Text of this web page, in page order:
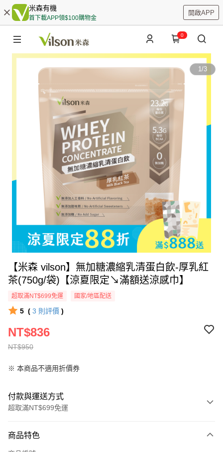
米森有機
首下載APP領$100購物金
開啟APP
0
1/3
【米森 vilson】無加糖濃縮乳清蛋白飲-厚乳紅
茶(750g/袋)【涼夏限定↘滿額送涼感巾】
超取滿NT$699免運 國家/地區配送
5 ( 3 則評價 )
NT$950
NT$836
※ 本商品不適用折價券
付款與運送方式
超取滿NT$699免運
信用卡一次付款
商品特色